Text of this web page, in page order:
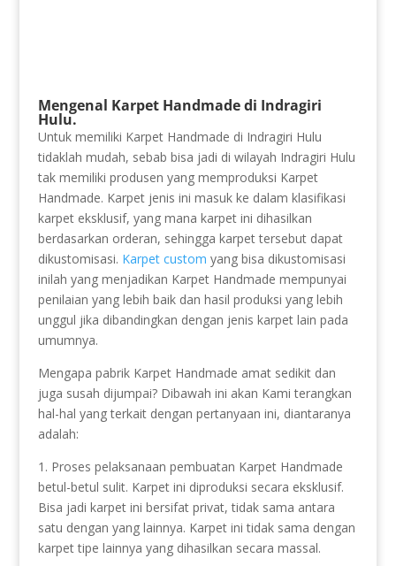
Mengenal Karpet Handmade di Indragiri
Hulu.
Untuk memiliki Karpet Handmade di Indragiri Hulu
tidaklah mudah, sebab bisa jadi di wilayah Indragiri Hulu
tak memiliki produsen yang memproduksi Karpet
Handmade. Karpet jenis ini masuk ke dalam klasifikasi
karpet eksklusif, yang mana karpet ini dihasilkan
berdasarkan orderan, sehingga karpet tersebut dapat
dikustomisasi. Karpet custom yang bisa dikustomisasi
inilah yang menjadikan Karpet Handmade mempunyai
penilaian yang lebih baik dan hasil produksi yang lebih
unggul jika dibandingkan dengan jenis karpet lain pada
umumnya.
Mengapa pabrik Karpet Handmade amat sedikit dan
juga susah dijumpai? Dibawah ini akan Kami terangkan
hal-hal yang terkait dengan pertanyaan ini, diantaranya
adalah:
1. Proses pelaksanaan pembuatan Karpet Handmade
betul-betul sulit. Karpet ini diproduksi secara eksklusif.
Bisa jadi karpet ini bersifat privat, tidak sama antara
satu dengan yang lainnya. Karpet ini tidak sama dengan
karpet tipe lainnya yang dihasilkan secara massal.